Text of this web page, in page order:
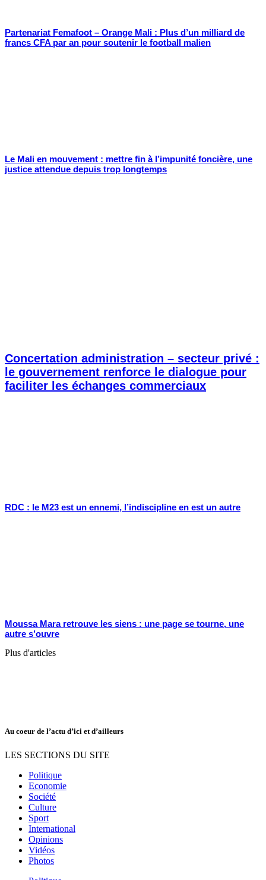
Partenariat Femafoot – Orange Mali : Plus d’un milliard de
francs CFA par an pour soutenir le football malien
Le Mali en mouvement : mettre fin à l’impunité foncière, une
justice attendue depuis trop longtemps
Concertation administration – secteur privé :
le gouvernement renforce le dialogue pour
faciliter les échanges commerciaux
RDC : le M23 est un ennemi, l’indiscipline en est un autre
Moussa Mara retrouve les siens : une page se tourne, une
autre s’ouvre
Plus d'articles
Au coeur de l’actu d’ici et d’ailleurs
LES SECTIONS DU SITE
Politique
Economie
Société
Culture
Sport
International
Opinions
Vidéos
Photos